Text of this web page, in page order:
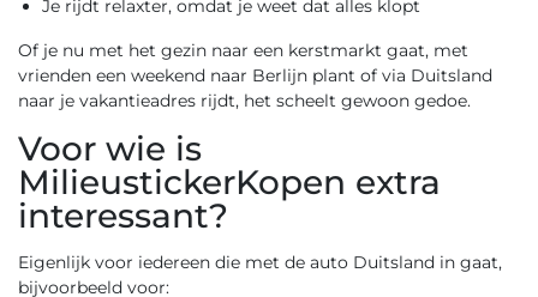
Je rijdt relaxter, omdat je weet dat alles klopt
Of je nu met het gezin naar een kerstmarkt gaat, met
vrienden een weekend naar Berlijn plant of via Duitsland
naar je vakantieadres rijdt, het scheelt gewoon gedoe.
Voor wie is
MilieustickerKopen extra
interessant?
Eigenlijk voor iedereen die met de auto Duitsland in gaat,
bijvoorbeeld voor: